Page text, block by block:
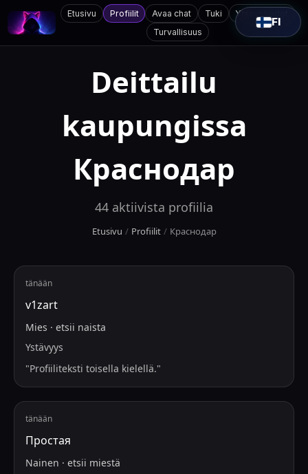
Etusivu Profiilit Avaa chat Tuki
Yhteystiedot
Turvallisuus
FI
Deittailu
kaupungissa
Краснодар
44 aktiivista profiilia
Etusivu / Profiilit / Краснодар
tänään
v1zart
Mies · etsii naista
Ystävyys
"Profiiliteksti toisella kielellä."
tänään
Простая
Nainen · etsii miestä